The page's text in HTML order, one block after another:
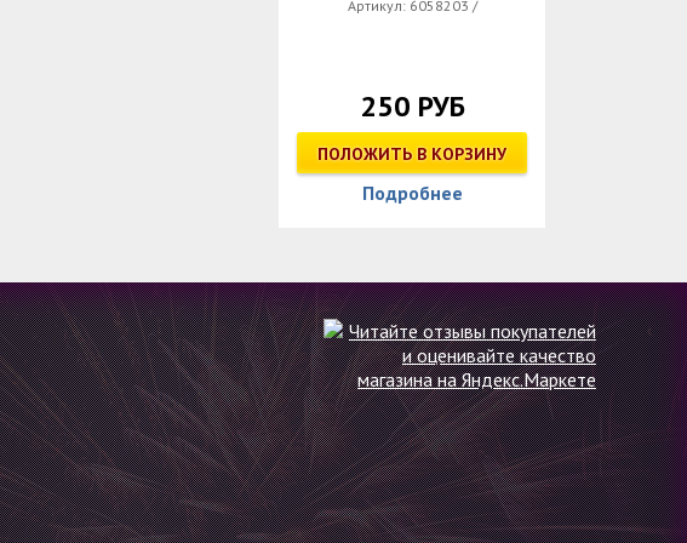
Артикул: 6058203 /
250 РУБ
ПОЛОЖИТЬ В КОРЗИНУ
Подробнее